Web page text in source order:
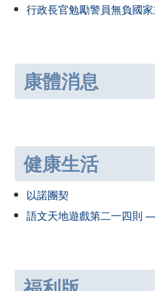
行政長官勉勵警員無負國
康體消息
健康生活
以諾團契
語文天地遊戲第二一四則